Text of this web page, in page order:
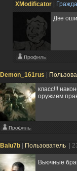
XModificator
Две
Demon_161rus
класс!!!
оружием
Balu7b Пользователь |
Вьючные